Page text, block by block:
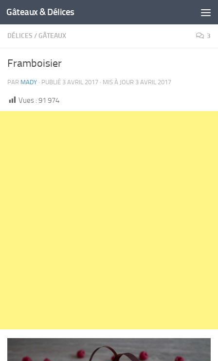
Gâteaux & Délices
DÉLICES / GÂTEAUX 3
Framboisier
PAR MADY · PUBLIÉ 3 AVRIL 2017 · MIS À JOUR 3 AVRIL 2017
Vues : 91 974